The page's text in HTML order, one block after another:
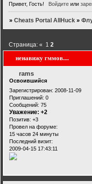
Привет, Гость! Войдитеили
»Cheats Portal AllHuck »
ненавижу гммов....
Страница:« 1 2
rams
Освоившийся
Зарегистрирован: 2008-11-09
Приглашений: 0
Сообщений: 75
Уважение: +2
Позитив: +3
Провел на форуме:
15 часов 24 минуты
Последний визит:
2009-04-15 17:43:11